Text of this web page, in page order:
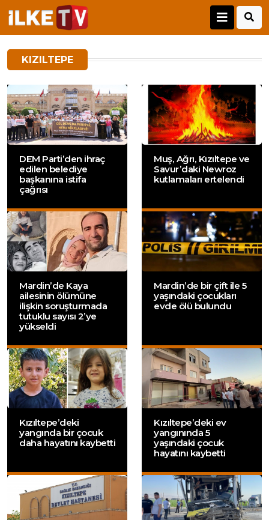
KIZILTEPE
DEM Parti’den ihraç
edilen belediye
başkanına istifa
çağrısı
Muş, Ağrı, Kızıltepe ve
Savur’daki Newroz
kutlamaları ertelendi
Mardin’de Kaya
ailesinin ölümüne
ilişkin soruşturmada
tutuklu sayısı 2’ye
yükseldi
Mardin’de bir çift ile 5
yaşındaki çocukları
evde ölü bulundu
Kızıltepe’deki
yangında bir çocuk
daha hayatını kaybetti
Kızıltepe’deki ev
yangınında 5
yaşındaki çocuk
hayatını kaybetti